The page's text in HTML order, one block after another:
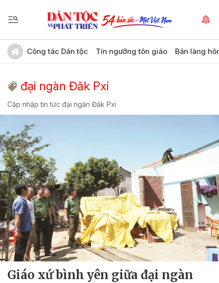
Công tác Dân tộc Tín ngưỡng tôn giáo Bản làng
đại ngàn Đăk Pxi
Cập nhập tin tức đại ngàn Đăk Pxi
Giáo xứ bình yên giữa đại ngàn